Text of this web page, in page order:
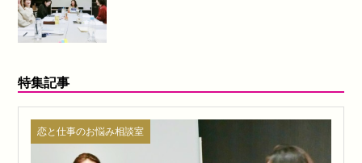
特集記事
恋と仕事のお悩み相談室